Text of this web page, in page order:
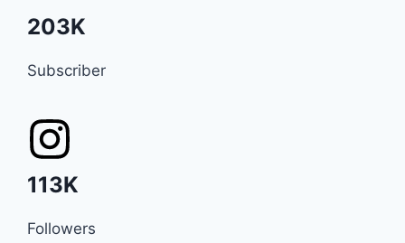
203K
Subscriber
113K
Followers